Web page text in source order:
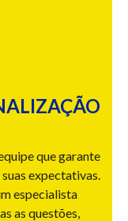
que garante
expectativas.
especialista
as questões,